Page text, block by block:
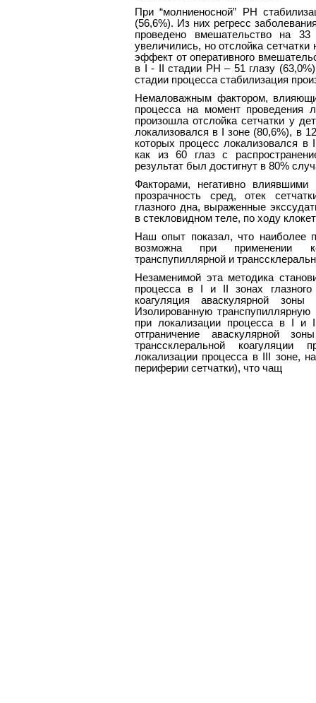
При “молниеносной” РН
(56,6%). Из них регресс
проведено вмешательство на
увеличились, но отслойка
эффект от оперативного
в I - II стадии РН – 51 глазу
стадии процесса стабилизация
Немаловажным фактором,
процесса на момент проведения
произошла отслойка сетчатки у
локализовался в I зоне (80,6%), в
которых процесс локализовался в
как из 60 глаз с
результат был достигнут в 80%
Факторами, негативно
прозрачность сред, отек
глазного дна, выраженные
в стекловидном теле, по ходу
Наш опыт показал, что наиболее
возможна при применении
транспупиллярной и
Незаменимой эта методика
процесса в I и II зонах глазного
коагуляция аваскулярной
Изолированную
при локализации процесса в I и
отграничение аваскулярной
транссклеральной коагуляции
локализации процесса в III зоне,
периферии сетчатки), что чащ